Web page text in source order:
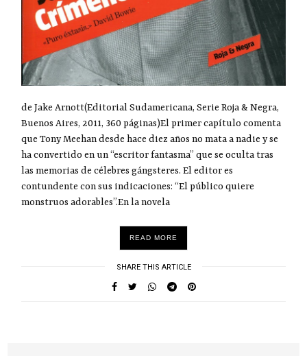
de Jake Arnott(Editorial Sudamericana, Serie Roja & Negra,
Buenos Aires, 2011, 360 páginas)El primer capítulo comenta
que Tony Meehan desde hace diez años no mata a nadie y se
ha convertido en un “escritor fantasma” que se oculta tras
las memorias de célebres gángsteres. El editor es
contundente con sus indicaciones: “El público quiere
monstruos adorables”.En la novela
READ MORE
SHARE THIS ARTICLE